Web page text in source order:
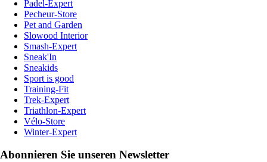
Padel-Expert
Pecheur-Store
Pet and Garden
Slowood Interior
Smash-Expert
Sneak'In
Sneakids
Sport is good
Training-Fit
Trek-Expert
Triathlon-Expert
Vélo-Store
Winter-Expert
Abonnieren Sie unseren Newsletter